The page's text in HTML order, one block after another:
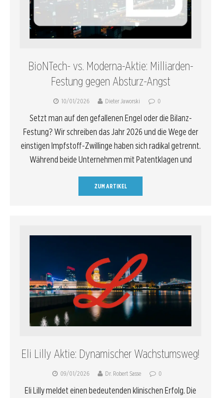
BioNTech- vs. Moderna-Aktie: Milliarden-
Festung gegen Absturz-Angst
10/01/2026 Dieter Jaworski 0
Setzt man auf den gefallenen Engel oder die Bilanz-
Festung? Wir schreiben das Jahr 2026 und die Wege der
einstigen Impfstoff-Zwillinge haben sich radikal getrennt.
Während beide Unternehmen mit Patentklagen und
ZUM ARTIKEL
Eli Lilly Aktie: Dynamischer Wachstumsweg!
09/01/2026 Dr. Robert Sasse 0
Eli Lilly meldet einen bedeutenden klinischen Erfolg. Die